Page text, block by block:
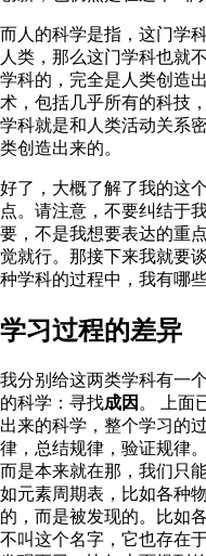
而人的科学是指，这门学
人类，那么这门学科也就
学科的，完全是人类创造
术，包括几乎所有的科技
学科就是和人类活动关系
类创造出来的。
好了，大概了解了我的这
点。请注意，不要纠结于
要，不是我想要表达的重
觉就行。那接下来我就要
种学科的过程中，我有哪些
学习过程的差异
我分别给这两类学科有一
的科学：寻找成因 。 上面
出来的科学，整个学习的
律，总结规律，验证规律
而是本来就在那，我们只
如元素周期表，比如各种
的，而是被发现的。比如
不叫这个名字，它也存在